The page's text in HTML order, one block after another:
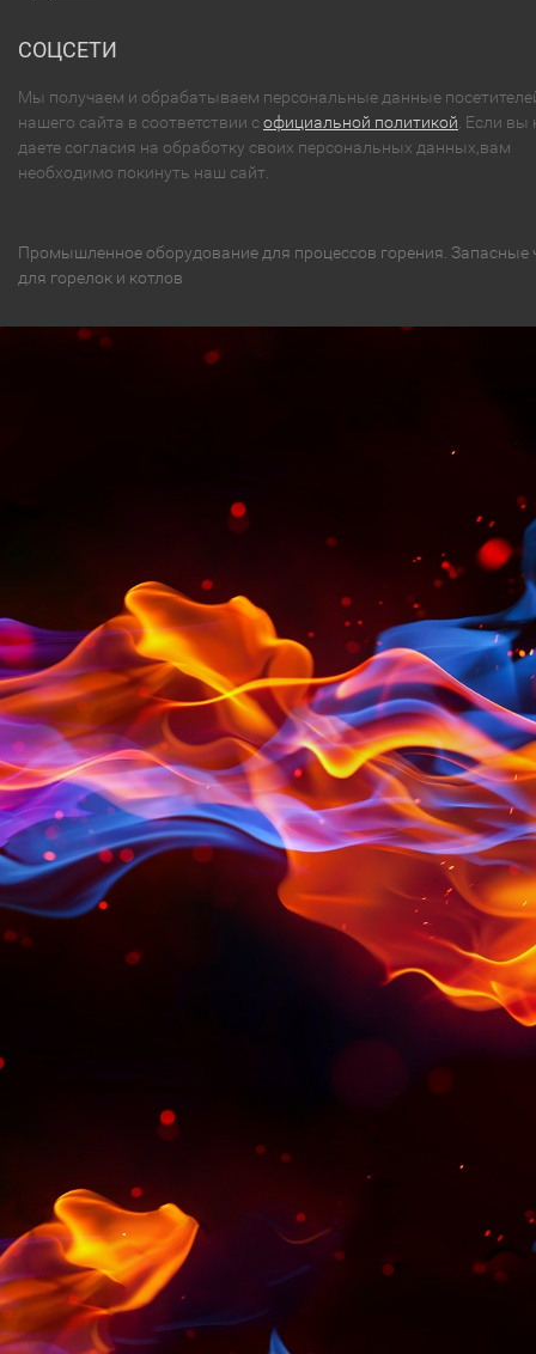
СОЦСЕТИ
Мы получаем и обрабатываем персональные данные
нашего сайта в соответствии софициальной политикой . Если вы
даете согласия на обработку своих персональных данных,вам
необходимо покинуть наш сайт.
Промышленное оборудование для процессов горения. Запасные
для горелок и котлов